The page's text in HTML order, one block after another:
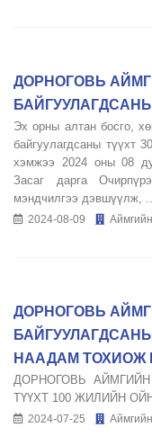
ДОРНОГОВЬ
Эх орны алтан босго,
байгуулагдсаны түүхт
хэмжээ 2024 оны 08
Засаг дарга
мэндчилгээ дэвшүүлж,
2024-08-09
ДОРНОГОВЬ
НААДАМ ТОХИОЖ
ДОРНОГОВЬ
ТҮҮХТ 100 ЖИЛИЙН
2024-07-25